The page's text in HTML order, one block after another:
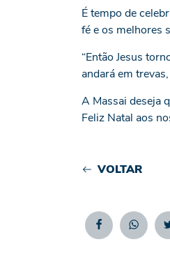
É tempo de
fé e os melhores
“Então Jesus
andará em
A Massai deseja
Feliz Natal aos
VOLTAR
Facebook